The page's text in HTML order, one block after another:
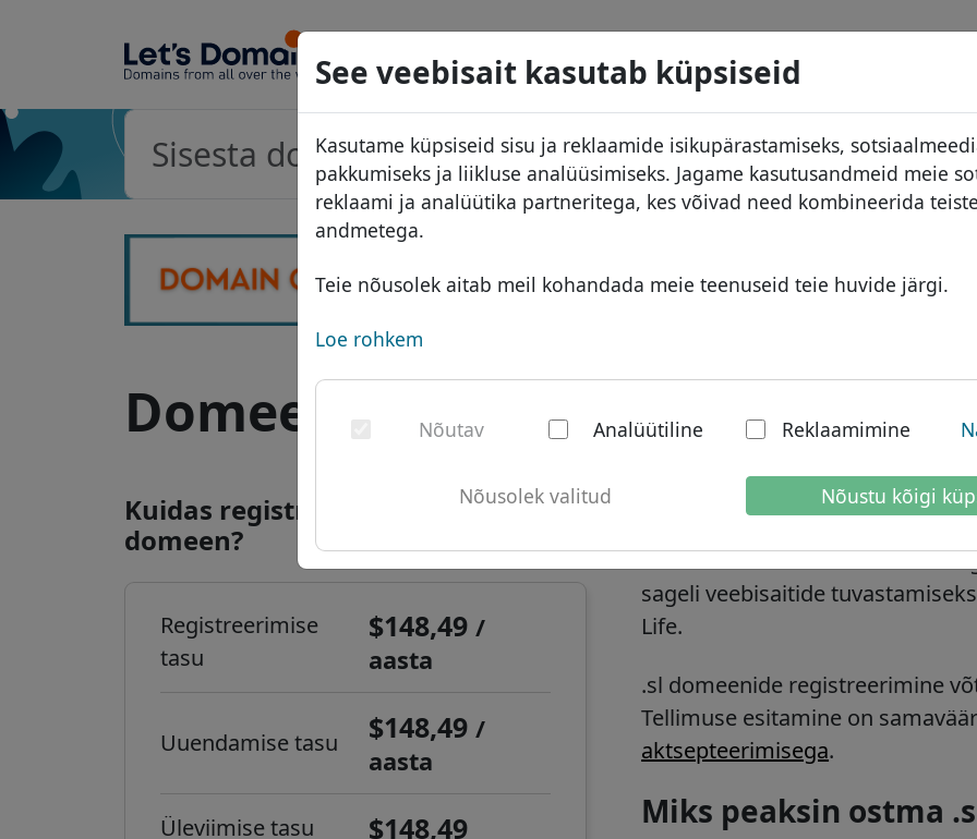
See veebisait kasutab küpsiseid
Kasutame küpsiseid sisu ja reklaamide isikupärastamiseks,
pakkumiseks ja liikluse analüüsimiseks. Jagame kasutusandmeid meie
reklaami ja analüütika partneritega, kes võivad need kombineerida
andmetega.
Teie nõusolek aitab meil kohandada meie teenuseid teie huvide järgi.
Loe rohkem
Nõutav Analüütiline Reklaamimine
Nõusolek valitud Nõustu kõigi
Domeenid
Domeeni andmebaas
Aafrika domeenid
Aasia domeenid
Euroopa domeenid
Põhja-Ameerika domeenid
Hinnakiri
Soodustused
Üleandmine
Otsi
Teenused
ID Protect
DNS majutus
WHOIS
Domeeni KKK
.sl Otsi
Domeen .sl - riiklik domeen:
Kuidas registreerida .sl interneti
domeen?
Registreerimise
tasu
$148,49/
aasta
Uuendamise tasu $148,49/
aasta
Üleviimise tasu $148,49
.sl domeeni teave
.sl domeenid on Sierra Leone'i
sageli veebisaitide
Life.
.sl domeenide registreerimine
Tellimuse esitamine on
aktsepteerimisega.
Miks peaksin ostma